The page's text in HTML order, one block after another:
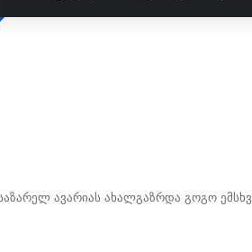
ავარიას ახალგაზრდა გოგო